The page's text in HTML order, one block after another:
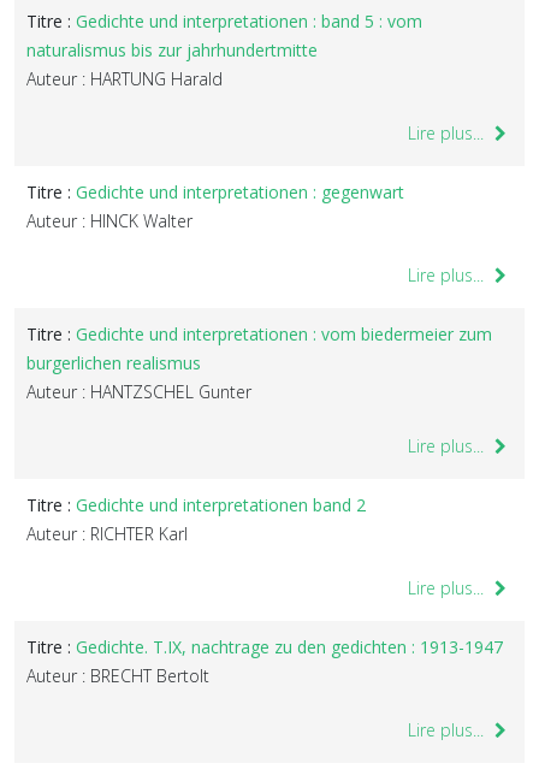
Titre : Gedichte und interpretationen : band 5 : vom
naturalismus bis zur jahrhundertmitte
Auteur : HARTUNG Harald
Lire plus...
Titre : Gedichte und interpretationen : gegenwart
Auteur : HINCK Walter
Lire plus...
Titre : Gedichte und interpretationen : vom biedermeier zum
burgerlichen realismus
Auteur : HANTZSCHEL Gunter
Lire plus...
Titre : Gedichte und interpretationen band 2
Auteur : RICHTER Karl
Lire plus...
Titre : Gedichte. T.IX, nachtrage zu den gedichten : 1913-1947
Auteur : BRECHT Bertolt
Lire plus...